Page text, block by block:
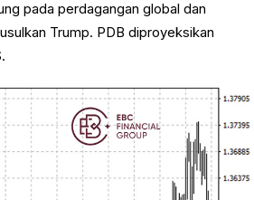
pada perdagangan global dan
Trump. PDB diproyeksikan